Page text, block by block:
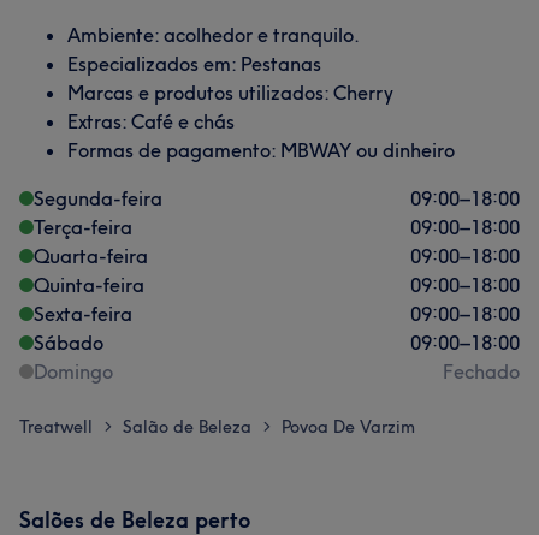
Ambiente: acolhedor e tranquilo.
Especializados em: Pestanas
Marcas e produtos utilizados: Cherry
Extras: Café e chás
Formas de pagamento: MBWAY ou dinheiro
Segunda-feira
09:00–18:00
Terça-feira
09:00–18:00
Quarta-feira
09:00–18:00
Quinta-feira
09:00–18:00
Sexta-feira
09:00–18:00
Sábado
09:00–18:00
Domingo
Fechado
Treatwell > Salão de Beleza > Povoa De Varzim
Salões de Beleza perto